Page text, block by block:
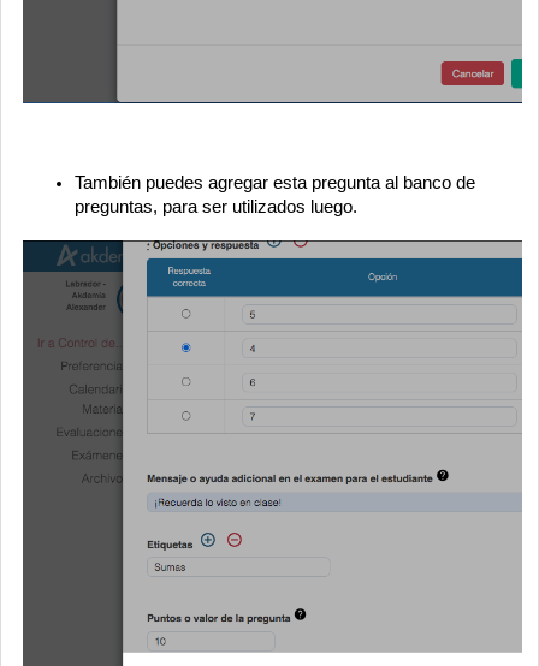
También puedes agregar esta pregunta al banco de
preguntas, para ser utilizados luego.